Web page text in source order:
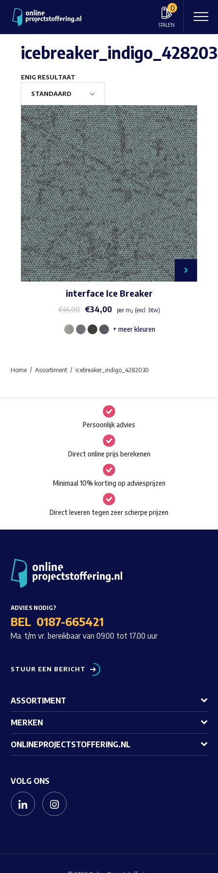
0
STALEN
Waar ben je naar op zoek?
ENIG RESULTAAT
interface Ice Breaker
€45,00 €34,00 per m² (excl. btw)
Dit
meerdere
Deze
optie
kan
gekozen
worden
op
de
productpagina
+ meer kleuren
Home Assortiment icebreaker_indigo_4282030
Persoonlijk advies
Direct online prijs berekenen
Minimaal 10% korting op adviesprijzen
Direct leveren tegen zeer scherpe prijzen
ADVIES NODIG?
BEL 0187-665421
Ma. t/m vr. bereikbaar van 09.00 tot 17.00 uur
STUUR EEN BERICHT
ASSORTIMENT
MERKEN
ONLINEPROJECTSTOFFERING.NL
VOLG ONS